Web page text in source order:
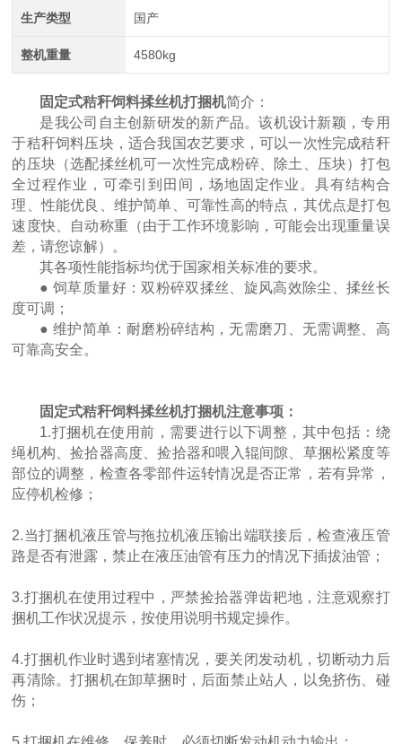
生产类型 国产
整机重量 4580kg
固定式秸秆饲料揉丝机打捆机简介：
是我公司自主创新研发的新产品。该机设计新颖，专用
于秸秆饲料压块，适合我国农艺要求，可以一次性完成秸秆
的压块（选配揉丝机可一次性完成粉碎、除土、压块）打包
全过程作业，可牵引到田间，场地固定作业。具有结构合
理、性能优良、维护简单、可靠性高的特点，其优点是打包
速度快、自动称重（由于工作环境影响，可能会出现重量误
差，请您谅解）。
其各项性能指标均优于国家相关标准的要求。
● 饲草质量好：双粉碎双揉丝、旋风高效除尘、揉丝长
度可调；
● 维护简单：耐磨粉碎结构，无需磨刀、无需调整、高
可靠高安全。
固定式秸秆饲料揉丝机打捆机注意事项：
1.打捆机在使用前，需要进行以下调整，其中包括：绕
绳机构、捡拾器高度、捡拾器和喂入辊间隙、草捆松紧度等
部位的调整，检查各零部件运转情况是否正常，若有异常，
应停机检修；
2.当打捆机液压管与拖拉机液压输出端联接后，检查液压管
路是否有泄露，禁止在液压油管有压力的情况下插拔油管；
3.打捆机在使用过程中，严禁捡拾器弹齿耙地，注意观察打
捆机工作状况提示，按使用说明书规定操作。
4.打捆机作业时遇到堵塞情况，要关闭发动机，切断动力后
再清除。打捆机在卸草捆时，后面禁止站人，以免挤伤、碰
伤；